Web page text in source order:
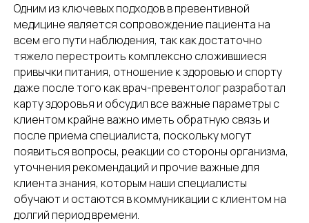
Одним из ключевых подходов в превентивной
медицине является сопровождение пациента на
всем его пути наблюдения, так как достаточно
тяжело перестроить комплексно сложившиеся
привычки питания, отношение к здоровью и спорту
даже после того как врач-превентолог разработал
карту здоровья и обсудил все важные параметры с
клиентом крайне важно иметь обратную связь и
после приема специалиста, поскольку могут
появиться вопросы, реакции со стороны организма,
уточнения рекомендаций и прочие важные для
клиента знания, которым наши специалисты
обучают и остаются в коммуникации с клиентом на
долгий период времени.